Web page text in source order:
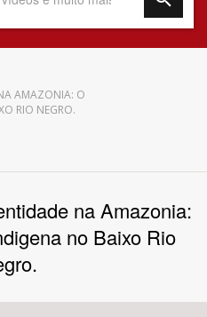
AMAZONIA: O
RIO NEGRO.
na Amazonia:
no Baixo Rio